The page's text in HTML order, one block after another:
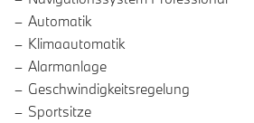
Automatik
Klimaautomatik
Alarmanlage
Geschwindigkeitsregelung
Sportsitze